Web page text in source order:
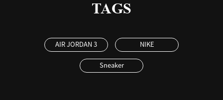
TAGS
AIR JORDAN 3 NIKE
Sneaker